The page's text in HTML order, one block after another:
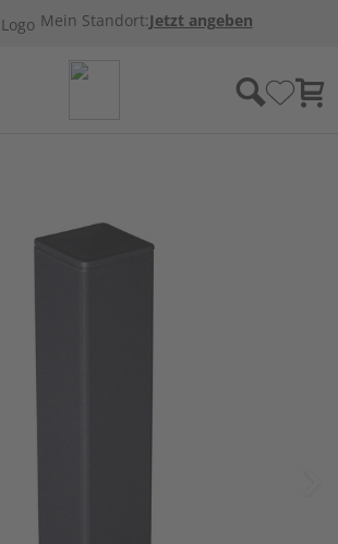
Mein Standort:Jetzt angeben